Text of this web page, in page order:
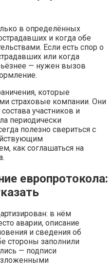
в определённых
и когда обе
Если есть спор о
или когда
— нужен вызов
которые
страховые компании. Они
участников и
периодически
полезно свериться с
как соглашаться на
европротокола:
в нём
аварии, описание
и сведения об
стороны заполнили
— подписи